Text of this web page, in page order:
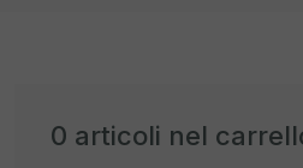
0 articoli nel